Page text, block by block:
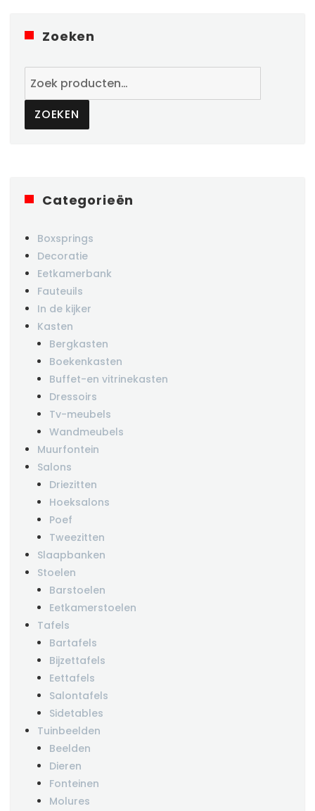
Zoeken
naar:
ZOEKEN
Categorieën
Boxsprings
Decoratie
Eetkamerbank
Fauteuils
In de kijker
Kasten
Bergkasten
Boekenkasten
Buffet-en vitrinekasten
Dressoirs
Tv-meubels
Wandmeubels
Muurfontein
Salons
Driezitten
Hoeksalons
Poef
Tweezitten
Slaapbanken
Stoelen
Barstoelen
Eetkamerstoelen
Tafels
Bartafels
Bijzettafels
Eettafels
Salontafels
Sidetables
Tuinbeelden
Beelden
Dieren
Fonteinen
Molures